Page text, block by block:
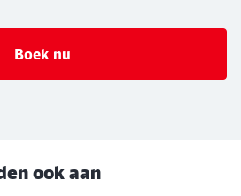
Boek nu
ook aan